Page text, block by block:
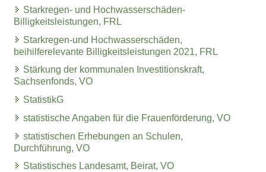
Starkregen- und Hochwasserschäden-
Billigkeitsleistungen, FRL
Starkregen-und Hochwasserschäden,
beihilferelevante Billigkeitsleistungen 2021, FRL
Stärkung der kommunalen Investitionskraft,
Sachsenfonds, VO
StatistikG
statistische Angaben für die Frauenförderung, VO
statistischen Erhebungen an Schulen,
Durchführung, VO
Statistisches Landesamt, Beirat, VO